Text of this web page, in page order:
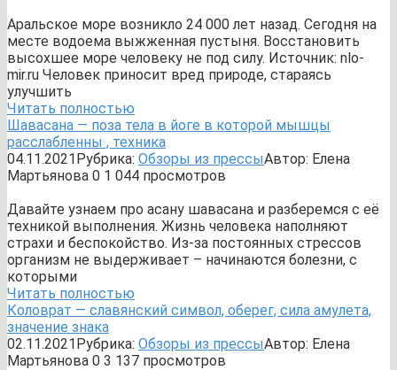
Аральское море возникло 24 000 лет назад. Сегодня на
месте водоема выжженная пустыня. Восстановить
высохшее море человеку не под силу. Источник: nlo-
mir.ru Человек приносит вред природе, стараясь
улучшить
Читать полностью
Шавасана — поза тела в йоге в которой мышцы
расслабленны , техника
04.11.2021Рубрика: Обзоры из прессыАвтор: Елена
Мартьянова 0 1 044 просмотров
Давайте узнаем про асану шавасана и разберемся с её
техникой выполнения. Жизнь человека наполняют
страхи и беспокойство. Из-за постоянных стрессов
организм не выдерживает – начинаются болезни, с
которыми
Читать полностью
Коловрат — славянский символ, оберег, сила амулета,
значение знака
02.11.2021Рубрика: Обзоры из прессыАвтор: Елена
Мартьянова 0 3 137 просмотров